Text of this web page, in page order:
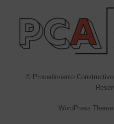
© Procedimiento
WordPress